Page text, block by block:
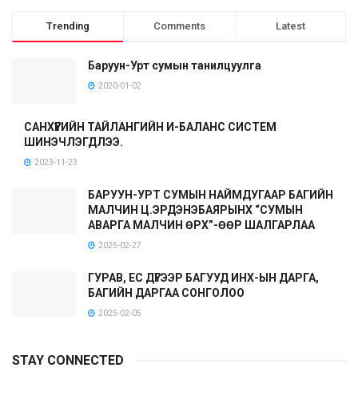
Trending Comments Latest
Баруун-Урт сумын танилцуулга
2020-01-02
САНХҮҮГИЙН ТАЙЛАНГИЙН И-БАЛАНС СИСТЕМ
ШИНЭЧЛЭГДЛЭЭ.
2023-11-23
БАРУУН-УРТ СУМЫН НАЙМДУГААР БАГИЙН
МАЛЧИН Ц.ЭРДЭНЭБАЯРЫНХ “СУМЫН
АВАРГА МАЛЧИН ӨРХ”-ӨӨР ШАЛГАРЛАА
2025-02-27
ГУРАВ, ЕС ДҮГЭЭР БАГУУД ИНХ-ЫН ДАРГА,
БАГИЙН ДАРГАА СОНГОЛОО
2025-02-05
STAY CONNECTED